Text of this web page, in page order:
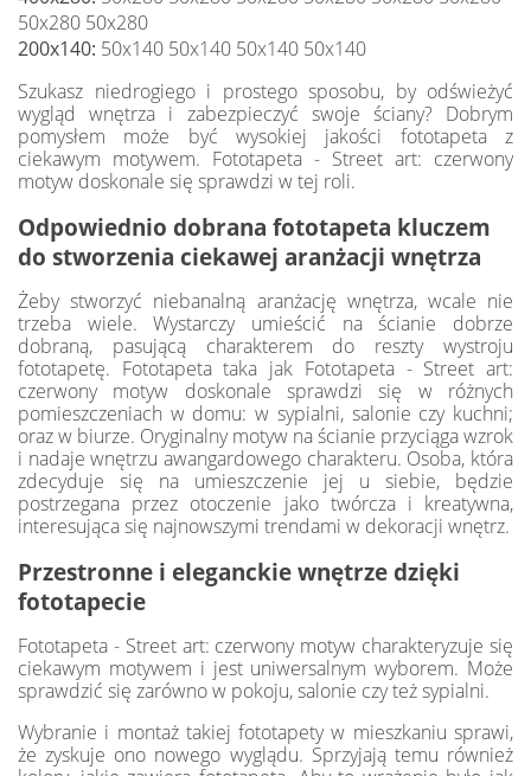
50x280 50x280
200x140: 50x140 50x140 50x140 50x140
Szukasz niedrogiego i prostego sposobu, by odświeżyć
wygląd wnętrza i zabezpieczyć swoje ściany? Dobrym
pomysłem może być wysokiej jakości fototapeta z
ciekawym motywem. Fototapeta - Street art: czerwony
motyw doskonale się sprawdzi w tej roli.
Odpowiednio dobrana fototapeta kluczem
do stworzenia ciekawej aranżacji wnętrza
Żeby stworzyć niebanalną aranżację wnętrza, wcale nie
trzeba wiele. Wystarczy umieścić na ścianie dobrze
dobraną, pasującą charakterem do reszty wystroju
fototapetę. Fototapeta taka jak Fototapeta - Street art:
czerwony motyw doskonale sprawdzi się w różnych
pomieszczeniach w domu: w sypialni, salonie czy kuchni;
oraz w biurze. Oryginalny motyw na ścianie przyciąga wzrok
i nadaje wnętrzu awangardowego charakteru. Osoba, która
zdecyduje się na umieszczenie jej u siebie, będzie
postrzegana przez otoczenie jako twórcza i kreatywna,
interesująca się najnowszymi trendami w dekoracji wnętrz.
Przestronne i eleganckie wnętrze dzięki
fototapecie
Fototapeta - Street art: czerwony motyw charakteryzuje się
ciekawym motywem i jest uniwersalnym wyborem. Może
sprawdzić się zarówno w pokoju, salonie czy też sypialni.
Wybranie i montaż takiej fototapety w mieszkaniu sprawi,
że zyskuje ono nowego wyglądu. Sprzyjają temu również